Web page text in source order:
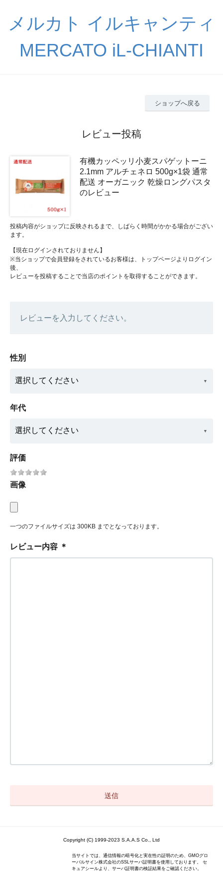
メルカト イルキャンティ
MERCATO iL-CHIANTI
ショップへ戻る
レビュー投稿
有機カッペッリ小麦スパゲットーニ
2.1mm アルチェネロ 500g×1袋 通常
配送 オーガニック 乾燥ロングパスタ
のレビュー
投稿内容がショップに反映されるまで、しばらく時間がかかる場合がござい
ます。
【現在ログインされておりません】
※当ショップで会員登録をされているお客様は、トップページよりログイン
後、
レビューを投稿することで当店のポイントを取得することができます。
レビューを入力してください。
性別
年代
評価
画像
一つのファイルサイズは 300KB までとなっております。
レビュー内容 ＊
Copyright (C) 1999-2023 S.A.A.S Co., Ltd
当サイトでは、通信情報の暗号化と実在性の証明のため、GMOグロ
ーバルサイン株式会社のSSLサーバ証明書を使用しております。 セ
キュアシールより、サーバ証明書の検証結果をご確認ください。